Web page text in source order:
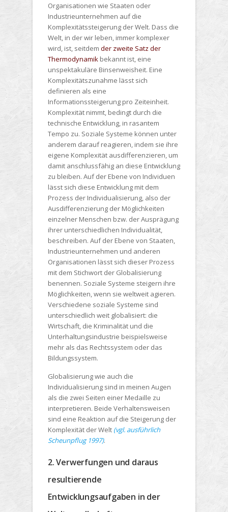
Organisationen wie Staaten oder
Industrieunternehmen auf die
Komplexitätssteigerung der Welt. Dass die
Welt, in der wir leben, immer komplexer
wird, ist, seitdem der zweite Satz der
Thermodynamik bekannt ist, eine
unspektakuläre Binsenweisheit. Eine
Komplexitätszunahme lässt sich
definieren als eine
Informationssteigerung pro Zeiteinheit.
Komplexität nimmt, bedingt durch die
technische Entwicklung, in rasantem
Tempo zu. Soziale Systeme können unter
anderem darauf reagieren, indem sie ihre
eigene Komplexität ausdifferenzieren, um
damit anschlussfähig an diese Entwicklung
zu bleiben. Auf der Ebene von Individuen
lässt sich diese Entwicklung mit dem
Prozess der Individualisierung, also der
Ausdifferenzierung der Möglichkeiten
einzelner Menschen bzw. der Ausprägung
ihrer unterschiedlichen Individualität,
beschreiben. Auf der Ebene von Staaten,
Industrieunternehmen und anderen
Organisationen lässt sich dieser Prozess
mit dem Stichwort der Globalisierung
benennen. Soziale Systeme steigern ihre
Möglichkeiten, wenn sie weltweit agieren.
Verschiedene soziale Systeme sind
unterschiedlich weit globalisiert: die
Wirtschaft, die Kriminalität und die
Unterhaltungsindustrie beispielsweise
mehr als das Rechtssystem oder das
Bildungssystem.
Globalisierung wie auch die
Individualisierung sind in meinen Augen
als die zwei Seiten einer Medaille zu
interpretieren. Beide Verhaltensweisen
sind eine Reaktion auf die Steigerung der
Komplexität der Welt (vgl. ausführlich
Scheunpflug 1997).
2. Verwerfungen und daraus
resultierende
Entwicklungsaufgaben in der